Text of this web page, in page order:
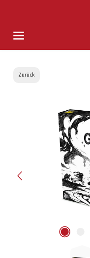
Zurück
Bildergalerie überspringen